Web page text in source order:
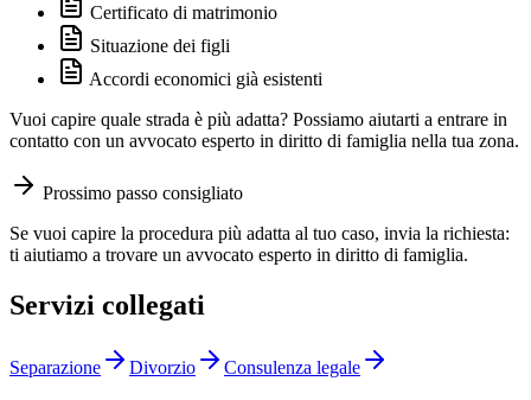
Certificato di matrimonio
Situazione dei figli
Accordi economici già esistenti
Vuoi capire quale strada è più adatta? Possiamo aiutarti a entrare in
contatto con un avvocato esperto in diritto di famiglia nella tua zona.
Prossimo passo consigliato
Se vuoi capire la procedura più adatta al tuo caso, invia la richiesta:
ti aiutiamo a trovare un avvocato esperto in diritto di famiglia.
Servizi collegati
Separazione Divorzio Consulenza legale